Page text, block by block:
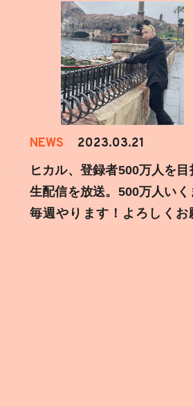
NEWS 2023.03.21
ヒカル、登録者500万人を目
生配信を放送。500万人いく
毎週やります！よろしくお